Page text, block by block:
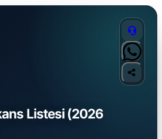
Listesi (2026